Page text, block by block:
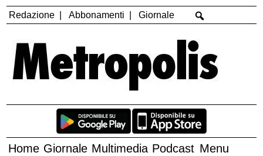
Redazione Abbonamenti Giornale
Home Giornale Multimedia Podcast Menu